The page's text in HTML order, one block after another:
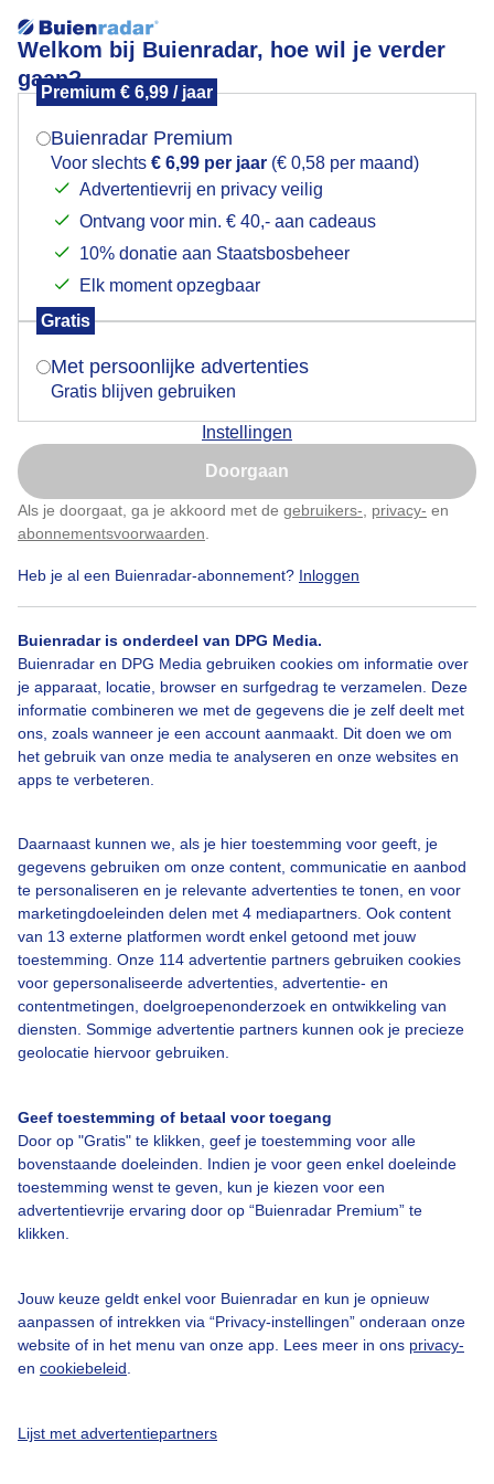
Welkom bij Buienradar, hoe wil je verder
gaan?
Premium € 6,99 / jaar
Buienradar Premium
Voor slechts € 6,99 per jaar (€ 0,58 per maand)
Advertentievrij en privacy veilig
Ontvang voor min. € 40,- aan cadeaus
10% donatie aan Staatsbosbeheer
Elk moment opzegbaar
Gratis
Met persoonlijke advertenties
Gratis blijven gebruiken
Instellingen
Doorgaan
Als je doorgaat, ga je akkoord met de gebruikers- privacy- en
abonnementsvoorwaarden
Heb je al een Buienradar-abonnement? Inloggen
Buienradar is onderdeel van DPG Media.
Buienradar en DPG Media gebruiken cookies om informatie over
je apparaat, locatie, browser en surfgedrag te verzamelen. Deze
informatie combineren we met de gegevens die je zelf deelt met
ons, zoals wanneer je een account aanmaakt. Dit doen we om
het gebruik van onze media te analyseren en onze websites en
apps te verbeteren.
Daarnaast kunnen we, als je hier toestemming voor geeft, je
gegevens gebruiken om onze content, communicatie en aanbod
te personaliseren en je relevante advertenties te tonen, en voor
marketingdoeleinden delen met 4 mediapartners. Ook content
van 13 externe platformen wordt enkel getoond met jouw
toestemming. Onze 114 advertentie partners gebruiken cookies
voor gepersonaliseerde advertenties, advertentie- en
contentmetingen, doelgroepenonderzoek en ontwikkeling van
diensten. Sommige advertentie partners kunnen ook je precieze
geolocatie hiervoor gebruiken.
Geef toestemming of betaal voor toegang
Door op "Gratis" te klikken, geef je toestemming voor alle
bovenstaande doeleinden. Indien je voor geen enkel doeleinde
toestemming wenst te geven, kun je kiezen voor een
advertentievrije ervaring door op “Buienradar Premium” te
klikken.
Jouw keuze geldt enkel voor Buienradar en kun je opnieuw
aanpassen of intrekken via “Privacy-instellingen” onderaan onze
website of in het menu van onze app. Lees meer in ons privacy-
en cookiebeleid
Lijst met advertentiepartners
Zon en wolken
Door: Dilia van Zon
Bekijk slideshow
Over Buienradar
Bedrijfsgegevens
Veelgestelde vragen
Toegankelijkheid
Gebruikersvoorwaarden
Adverteren
Cookie beleid
Privacy instellingen
Mogen we je locatie gebruiken voor het
Indien je hier nog geen akkoord op hebt gegeven,
verschijnt er zo een pop-up uit je browser waarin
Is goed, toon de popup
Nu niet, misschien later
Klik hierom dit aan te passen